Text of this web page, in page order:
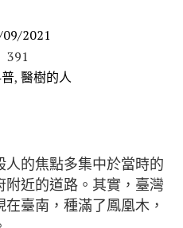
2021
391
, 醫樹的人
的焦點多集中於當時的
近的道路。其實，臺灣
臺南，種滿了鳳凰木，